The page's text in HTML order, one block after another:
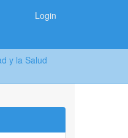
Login
y la Salud